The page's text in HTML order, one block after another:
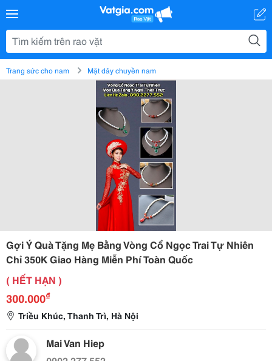
Trang sức cho nam Mặt dây chuyền nam
Gợi Ý Quà Tặng Mẹ Bằng Vòng Cổ Ngọc Trai Tự Nhiên
Chỉ 350K Giao Hàng Miễn Phí Toàn Quốc
( HẾT HẠN )
300.000₫
Triều Khúc, Thanh Trì, Hà Nội
Mai Van Hiep